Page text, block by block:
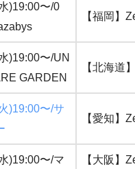
)19:00〜/0
【福岡】
)19:00〜/UN
GARDEN
【北海道
)19:00〜/サ
【愛知】
)19:00〜/マ
【大阪】